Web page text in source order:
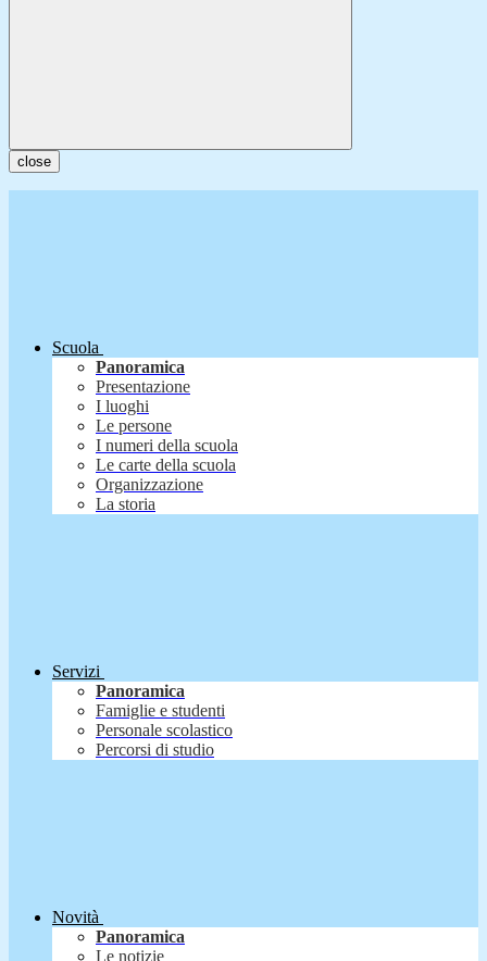
close
Scuola
Panoramica
Presentazione
I luoghi
Le persone
I numeri della scuola
Le carte della scuola
Organizzazione
La storia
Servizi
Panoramica
Famiglie e studenti
Personale scolastico
Percorsi di studio
Novità
Panoramica
Le notizie